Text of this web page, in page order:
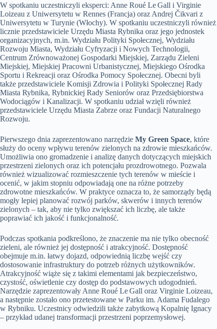
W spotkaniu uczestniczyli eksperci: Anne Roué Le Gall i Virginie
Loizeau z Uniwersytetu w Rennes (Francja) oraz Andrej Čikvari z
Uniwersytetu w Turynie (Włochy). W spotkaniu uczestniczyli również
licznie przedstawiciele Urzędu Miasta Rybnika oraz jego jednostek
organizacyjnych, m.in. Wydziału Polityki Społecznej, Wydziału
Rozwoju Miasta, Wydziału Cyfryzacji i Nowych Technologii,
Centrum Zrównoważonej Gospodarki Miejskiej, Zarządu Zieleni
Miejskiej, Miejskiej Pracowni Urbanistycznej, Miejskiego Ośrodka
Sportu i Rekreacji oraz Ośrodka Pomocy Społecznej. Obecni byli
także przedstawiciele Komisji Zdrowia i Polityki Społecznej Rady
Miasta Rybnika, Rybnickiej Rady Seniorów oraz Przedsiębiorstwa
Wodociągów i Kanalizacji. W spotkaniu udział wzięli również
przedstawiciele Urzędu Miasta Zabrze oraz Fundacji Naturalnego
Rozwoju.
Pierwszego dnia zaprezentowano narzędzie My Green Space, które
służy do oceny wpływu terenów zielonych na zdrowie mieszkańców.
Umożliwia ono gromadzenie i analizę danych dotyczących miejskich
przestrzeni zielonych oraz ich potencjału prozdrowotnego. Pozwala
również wizualizować rozmieszczenie tych terenów w mieście i
ocenić, w jakim stopniu odpowiadają one na różne potrzeby
zdrowotne mieszkańców. W praktyce oznacza to, że samorządy będą
mogły lepiej planować rozwój parków, skwerów i innych terenów
zielonych – tak, aby nie tylko zwiększać ich liczbę, ale także
poprawiać ich jakość i funkcjonalność.
Podczas spotkania podkreślono, że znaczenie ma nie tylko obecność
zieleni, ale również jej dostępność i atrakcyjność. Dostępność
obejmuje m.in. łatwy dojazd, odpowiednią liczbę wejść czy
dostosowanie infrastruktury do potrzeb różnych użytkowników.
Atrakcyjność wiąże się z takimi elementami jak bezpieczeństwo,
czystość, oświetlenie czy dostęp do podstawowych udogodnień.
Narzędzie zaprezentowały Anne Roué Le Gall oraz Virginie Loizeau,
a następnie zostało ono przetestowane w Parku im. Adama Fudalego
w Rybniku. Uczestnicy odwiedzili także zabytkową Kopalnię Ignacy
– przykład udanej transformacji przestrzeni poprzemysłowej.